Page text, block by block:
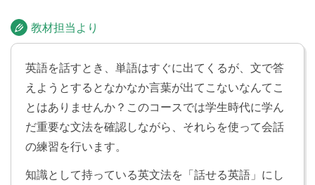
過去完了形の文を学習します。「私が駅に着いた時、
すでに電車は発車していました」のように、ある過去
の時点とそれよりも前の時点に起きたことのつながり
を明確にしながら話せるようになります。
Lesson 19 未来完了形
教材担当より
英語を話すとき、単語はすぐに出てくるが、文で答
えようとするとなかなか言葉が出てこないなんてこ
とはありませんか？このコースでは学生時代に学ん
だ重要な文法を確認しながら、それらを使って会話
の練習を行います。
知識として持っている英文法を「話せる英語」にし